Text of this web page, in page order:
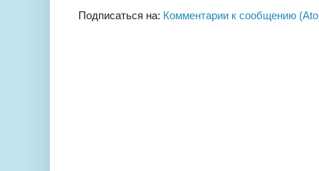
Подписаться на: Комментарии к сообщению